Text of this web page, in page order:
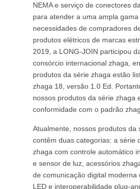
NEMA e serviço de conectores
para atender a uma ampla gama
necessidades de compradores
produtos elétricos de marcas
2019, a LONG-JOIN participou
consórcio internacional zhaga,
produtos da série zhaga estão
zhaga 18, versão 1.0 Ed.
nossos produtos da série zhaga
conformidade com o padrão
Atualmente, nossos produtos da
contêm duas categorias: a série
zhaga com controle automático
e sensor de luz, acessórios
de comunicação digital moderna
LED e interoperabilidade plug-